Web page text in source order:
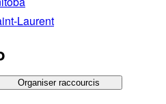
Laurent
Organiser raccourcis